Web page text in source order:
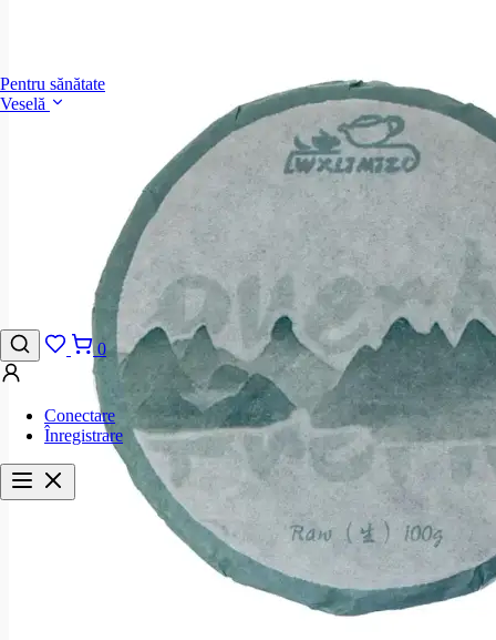
Pentru sănătate
Veselă
0
Conectare
Înregistrare